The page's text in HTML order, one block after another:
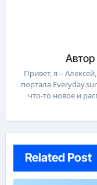
Автор
Привет, я –
портала
что-то новое и
Related Post